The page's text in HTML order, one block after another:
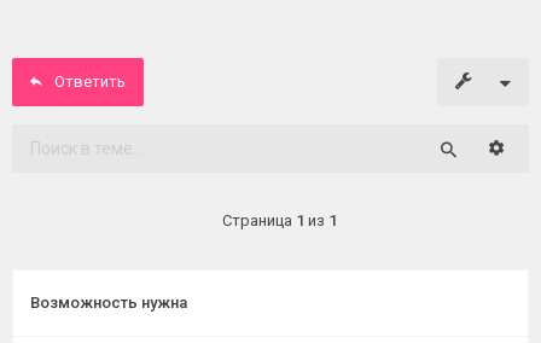
ответов
Ответить
Страница 1 из 1
Возможность нужна